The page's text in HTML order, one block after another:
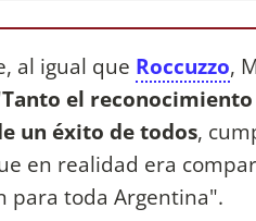
al igual que Roccuzzo,
Tanto el
un éxito de todos,
en realidad era
para toda Argentina".